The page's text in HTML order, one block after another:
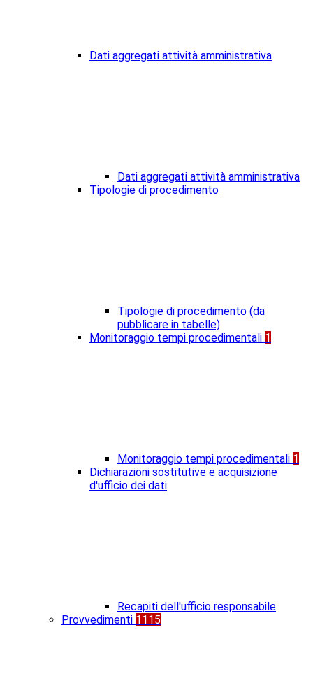
Dati aggregati attività amministrativa
Dati aggregati attività amministrativa
Tipologie di procedimento
Tipologie di procedimento (da
pubblicare in tabelle)
Monitoraggio tempi procedimentali 1
Monitoraggio tempi procedimentali 1
Dichiarazioni sostitutive e acquisizione
d'ufficio dei dati
Recapiti dell'ufficio responsabile
Provvedimenti 1115